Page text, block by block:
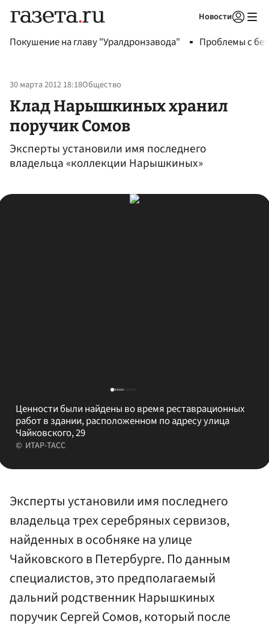
Новости
Покушение на главу "Уралдронзавода" Проблемы с
30 марта 2012 18:18Общество
Клад Нарышкиных хранил
поручик Сомов
Эксперты установили имя последнего
владельца «коллекции Нарышкиных»
Ценности были найдены во время реставрационных
работ в здании, расположенном по адресу улица
Чайковского, 29
ИТАР-ТАСС
Эксперты установили имя последнего
владельца трех серебряных сервизов,
найденных в особняке на улице
Чайковского в Петербурге. По данным
специалистов, это предполагаемый
дальний родственник Нарышкиных
поручик Сергей Сомов, который после